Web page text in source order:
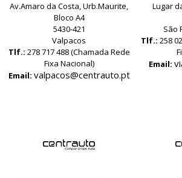
Av.Amaro da Costa, Urb.Maurite,
Bloco A4
5430-421
Valpacos
Tlf.: 278 717 488 (Chamada Rede
Fixa Nacional)
Email: valpacos@centrauto.pt
Lugar
São
Tlf.:258
Email: